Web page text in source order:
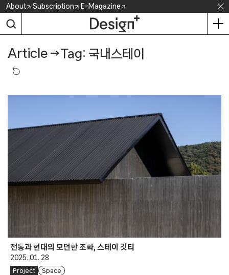
Skip
content
About Subscription E-Magazine
Article →Tag: 국내스테이
전통과 현대의 모던한 조화, 스테이 깃티
2025. 01. 28
Project Space